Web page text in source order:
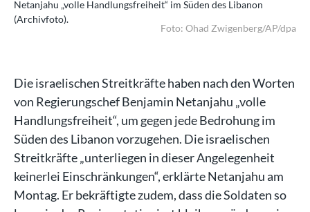
Netanjahu „volle Handlungsfreiheit“ im Süden des Libanon
(Archivfoto).
Foto: Ohad Zwigenberg/AP/dpa
Die israelischen Streitkräfte haben nach den Worten
von Regierungschef Benjamin Netanjahu „volle
Handlungsfreiheit“, um gegen jede Bedrohung im
Süden des Libanon vorzugehen. Die israelischen
Streitkräfte „unterliegen in dieser Angelegenheit
keinerlei Einschränkungen“, erklärte Netanjahu am
Montag. Er bekräftigte zudem, dass die Soldaten so